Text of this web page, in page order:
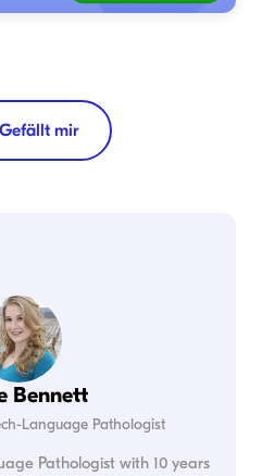
Gefällt mir
Bennett
Language Pathologist
Pathologist with 10 years